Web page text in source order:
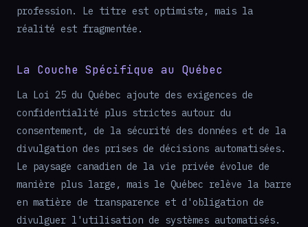
profession. Le titre est optimiste, mais la
réalité est fragmentée.
La Couche Spécifique au Québec
La Loi 25 du Québec ajoute des exigences de
confidentialité plus strictes autour du
consentement, de la sécurité des données et de la
divulgation des prises de décisions automatisées.
Le paysage canadien de la vie privée évolue de
manière plus large, mais le Québec relève la barre
en matière de transparence et d'obligation de
divulguer l'utilisation de systèmes automatisés.